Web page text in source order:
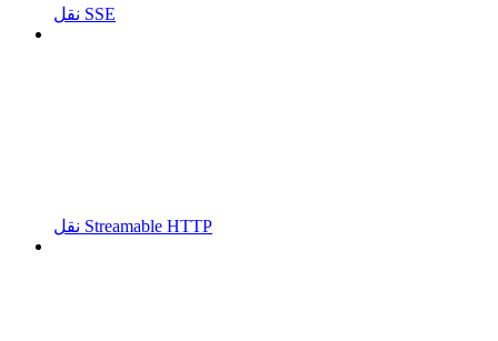
نقل SSE
نقل Streamable HTTP